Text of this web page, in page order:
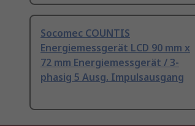
Socomec COUNTIS
Energiemessgerät LCD 90 mm x
72 mm Energiemessgerät / 3-
phasig 5 Ausg. Impulsausgang